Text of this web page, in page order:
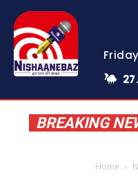
BREAKING
Home